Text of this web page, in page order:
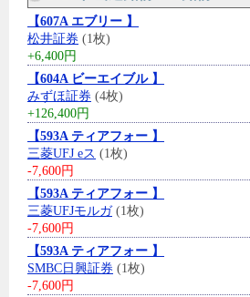
【607A エブリー 】
松井証券 (1枚)
+6,400円
【604A ビーエイブル 】
みずほ証券 (4枚)
+126,400円
【593A ティアフォー 】
三菱UFJ eス (1枚)
-7,600円
【593A ティアフォー 】
三菱UFJモルガ(1枚)
-7,600円
【593A ティアフォー 】
SMBC日興証券 (1枚)
-7,600円